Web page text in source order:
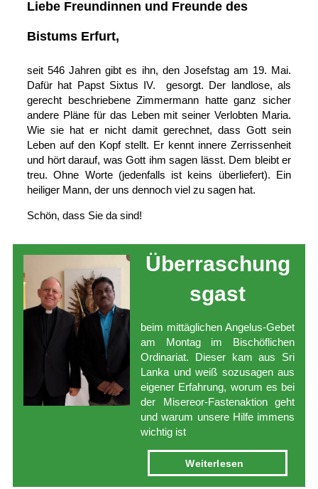
Liebe Freundinnen und Freunde des
Bistums Erfurt,
seit 546 Jahren gibt es ihn, den Josefstag am 19. Mai.
Dafür hat Papst Sixtus IV. gesorgt. Der landlose, als
gerecht beschriebene Zimmermann hatte ganz sicher
andere Pläne für das Leben mit seiner Verlobten Maria.
Wie sie hat er nicht damit gerechnet, dass Gott sein
Leben auf den Kopf stellt. Er kennt innere Zerrissenheit
und hört darauf, was Gott ihm sagen lässt. Dem bleibt er
treu. Ohne Worte (jedenfalls ist keins überliefert). Ein
heiliger Mann, der uns dennoch viel zu sagen hat.
Schön, dass Sie da sind!
Überraschung
s­gast
beim mittäglichen Angelus-Gebet
am Montag im Bischöflichen
Ordinariat. Dieser kam aus Sri
Lanka und weiß sozusagen aus
eigener Erfahrung, worum es bei
der Misereor-Fastenaktion geht
und warum unsere Hilfe immens
wichtig ist
Weiter­lesen